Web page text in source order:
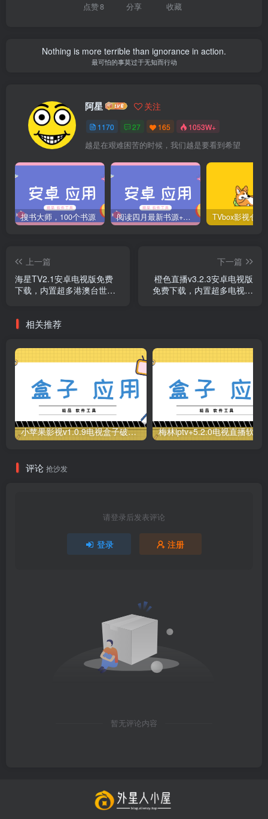
点赞8 分享 收藏
Nothing is more terrible than ignorance in action.
最可怕的事莫过于无知而行动
阿星 关注
1170 27 165 1053W+
越是在艰难困苦的时候，我们越是要看到希望
搜书大师，100个书源 阅读四月最新书源+阅读TTS语音引擎安装教程
上一篇
海星TV2.1安卓电视版免费
下载，内置超多港澳台世界
下一篇
橙色直播v3.2.3安卓电视版
免费下载，内置超多电视频
相关推荐
小苹果影视v1.0.9电视盒子破解版下载，继续免费白嫖直播和点播！
评论 抢沙发
请登录后发表评论
登录 注册
暂无评论内容